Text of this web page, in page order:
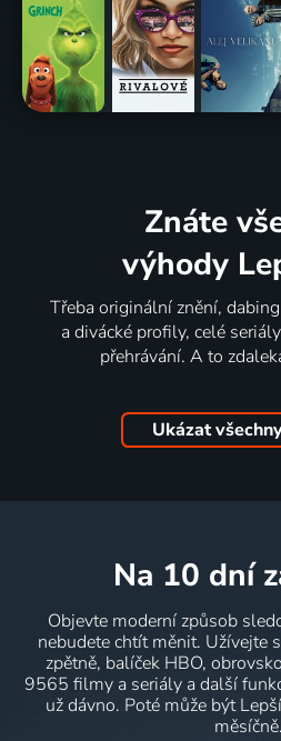
Znáte
výhody
Třeba originální znění,
a divácké profily, celé
přehrávání. A to
Ukázat
na 10 dní
Objevte moderní způsob
nebudete chtít měnit. Užívejte
zpětně, balíček HBO,
9565 filmy a seriály a další
už dávno. Poté může být
měsíčně.